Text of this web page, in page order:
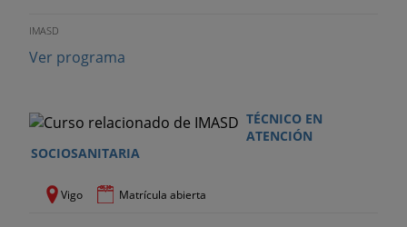
IMASD
Ver programa
TÉCNICO EN
ATENCIÓN
SOCIOSANITARIA
Vigo Matrícula abierta